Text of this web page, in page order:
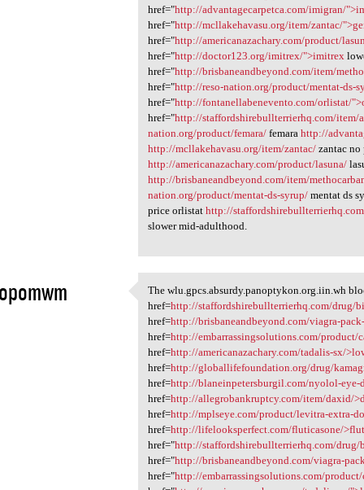
href="http://advantagecarpetca.com/imigran/
href="http://mcllakehavasu.org/item/zantac/
href="http://americanazachary.com/product/
href="http://doctor123.org/imitrex/">imitrex
href="http://brisbaneandbeyond.com/item/
href="http://reso-nation.org/product/mentat-ds-
href="http://fontanellabenevento.com/orlistat/
href="http://staffordshirebullterrierhq.com/item/
nation.org/product/femara/ femarahttp://
http://mcllakehavasu.org/item/zantac/ zantac
http://americanazachary.com/product/lasuna/
http://brisbaneandbeyond.com/item/
nation.org/product/mentat-ds-syrup/ mentat ds
price orlistathttp://
slower mid-adulthood.
The wlu.gpcs.absurdy
The wlu.gpcs.absurdy.panoptykon.org.iin.wh
href=http://staffordshirebullterrierhq.com/drug/
href=http://brisbaneandbeyond.com/viagra-
href=http://embarrassingsolutions.com/product/
href=http://americanazachary.com/tadalis-sx/
href=http://globallifefoundation.org/drug/
href=http://blaneinpetersburgil.com/nyolol-eye-
href=http://allegrobankruptcy.com/item/daxid/
href=http://mplseye.com/product/levitra-extra-
href=http://lifelooksperfect.com/fluticasone/
href="http://staffordshirebullterrierhq.com/
href="http://brisbaneandbeyond.com/viagra-
href="http://embarrassingsolutions.com/